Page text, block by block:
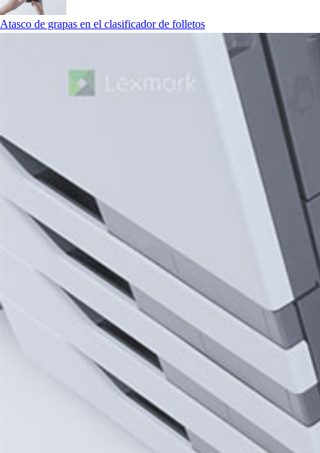
Atasco de grapas en el clasificador de folletos